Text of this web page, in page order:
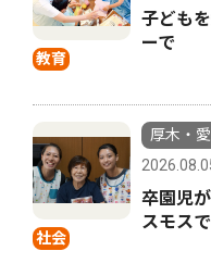
教育
子ども
ーで
社会
厚木・
卒園児
スモスで